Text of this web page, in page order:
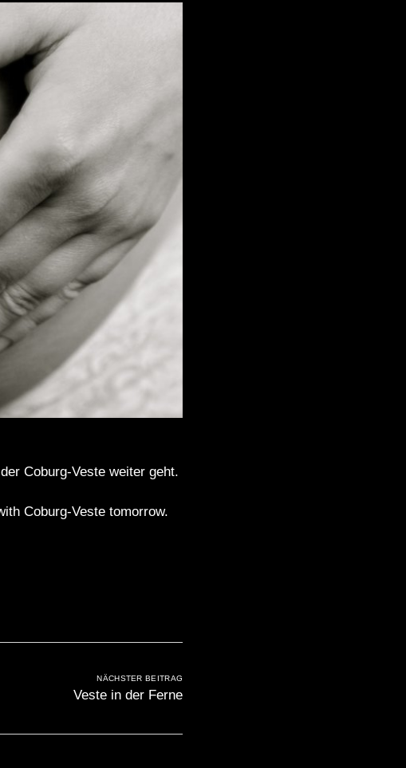
Coburg-Veste weiter geht.
Coburg-Veste tomorrow.
NÄCHSTER BEITRAG
Veste in der Ferne